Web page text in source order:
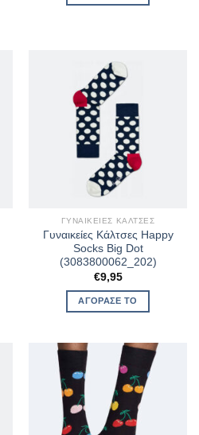
ΓΥΝΑΙΚΕΊΕΣ ΚΆΛΤΣΕΣ
Γυναικείες Κάλτσες Happy
Socks Big Dot
(3083800062_202)
€9,95
ΑΓΌΡΑΣΈ ΤΟ